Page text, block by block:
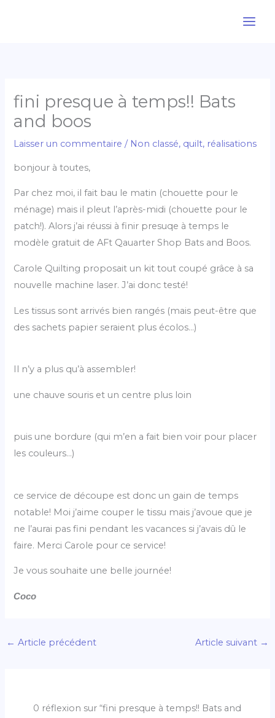
fini presque à temps!! Bats
and boos
Laisser un commentaire / Non classé, quilt, réalisations
bonjour à toutes,
Par chez moi, il fait bau le matin (chouette pour le
ménage) mais il pleut l’après-midi (chouette pour le
patch!). Alors j’ai réussi à finir presuqe à temps le
modèle gratuit de AFt Qauarter Shop Bats and Boos.
Carole Quilting proposait un kit tout coupé grâce à sa
nouvelle machine laser. J’ai donc testé!
Les tissus sont arrivés bien rangés (mais peut-être que
des sachets papier seraient plus écolos…)
Il n’y a plus qu’à assembler!
une chauve souris et un centre plus loin
puis une bordure (qui m’en a fait bien voir pour placer
les couleurs…)
ce service de découpe est donc un gain de temps
notable! Moi j’aime couper le tissu mais j’avoue que je
ne l’aurai pas fini pendant les vacances si j’avais dû le
faire. Merci Carole pour ce service!
Je vous souhaite une belle journée!
Coco
← Article précédent Article suivant →
0 réflexion sur “fini presque à temps!! Bats and